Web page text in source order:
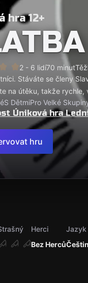
hra 12+
2 - 6 lidí70 minut
Stáváte se členy
na útěku, takže rychle,
S DětmiPro Velké
Úniková hra
hru
Bez Herců
Herci
Jazyk